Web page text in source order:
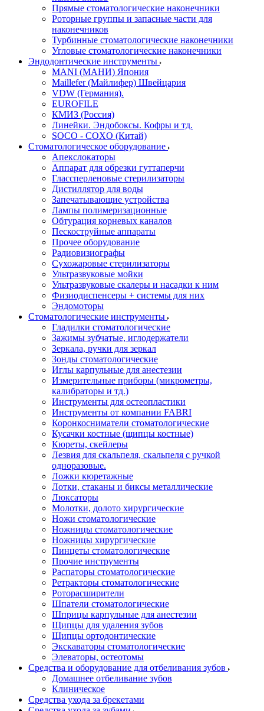
Прямые стоматологические наконечники
Роторные группы и запасные части для
наконечников
Турбинные стоматологические наконечники
Угловые стоматологические наконечники
Эндодонтические инструменты
MANI (МАНИ) Япония
Maillefer (Майлифер) Швейцария
VDW (Германия).
EUROFILE
КМИЗ (Россия)
Линейки. Эндобоксы. Кофры и тд.
SOCO - COXO (Китай)
Стоматологическое оборудование
Апекслокаторы
Аппарат для обрезки гуттаперчи
Глассперленовые стерилизаторы
Дистиллятор для воды
Запечатывающие устройства
Лампы полимеризационные
Обтурация корневых каналов
Пескоструйные аппараты
Прочее оборудование
Радиовизиографы
Сухожаровые стерилизаторы
Ультразвуковые мойки
Ультразвуковые скалеры и насадки к ним
Физиодиспенсеры + системы для них
Эндомоторы
Стоматологические инструменты
Гладилки стоматологические
Зажимы зубчатые, иглодержатели
Зеркала, ручки для зеркал
Зонды стоматологические
Иглы карпульные для анестезии
Измерительные приборы (микрометры,
калибраторы и тд.)
Инструменты для остеопластики
Инструменты от компании FABRI
Коронкосниматели стоматологические
Кусачки костные (щипцы костные)
Кюреты, скейлеры
Лезвия для скальпеля, скальпеля с ручкой
одноразовые.
Ложки кюретажные
Лотки, стаканы и биксы металлические
Люксаторы
Молотки, долото хирургические
Ножи стоматологические
Ножницы стоматологические
Ножницы хирургические
Пинцеты стоматологические
Прочие инструменты
Распаторы стоматологические
Ретракторы стоматологические
Роторасширители
Шпатели стоматологические
Шприцы карпульные для анестезии
Щипцы для удаления зубов
Щипцы ортодонтические
Экскаваторы стоматологические
Элеваторы, остеотомы
Средства и оборудование для отбеливания зубов
Домашнее отбеливание зубов
Клиническое
Средства ухода за брекетами